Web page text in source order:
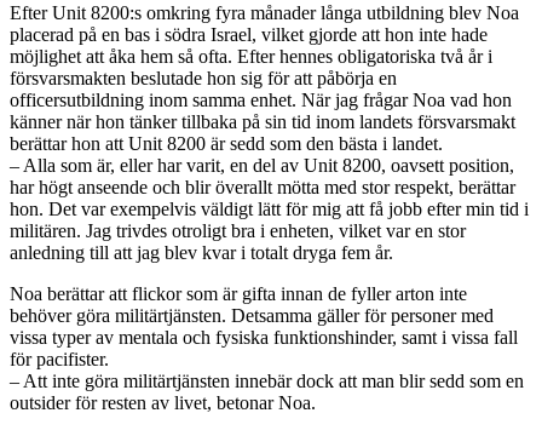
Efter Unit 8200:s omkring fyra månader långa utbildning blev Noa
placerad på en bas i södra Israel, vilket gjorde att hon inte hade
möjlighet att åka hem så ofta. Efter hennes obligatoriska två år i
försvarsmakten beslutade hon sig för att påbörja en
officersutbildning inom samma enhet. När jag frågar Noa vad hon
känner när hon tänker tillbaka på sin tid inom landets försvarsmakt
berättar hon att Unit 8200 är sedd som den bästa i landet.
– Alla som är, eller har varit, en del av Unit 8200, oavsett position,
har högt anseende och blir överallt mötta med stor respekt, berättar
hon. Det var exempelvis väldigt lätt för mig att få jobb efter min tid i
militären. Jag trivdes otroligt bra i enheten, vilket var en stor
anledning till att jag blev kvar i totalt dryga fem år.
Noa berättar att flickor som är gifta innan de fyller arton inte
behöver göra militärtjänsten. Detsamma gäller för personer med
vissa typer av mentala och fysiska funktionshinder, samt i vissa fall
för pacifister.
– Att inte göra militärtjänsten innebär dock att man blir sedd som en
outsider för resten av livet, betonar Noa.